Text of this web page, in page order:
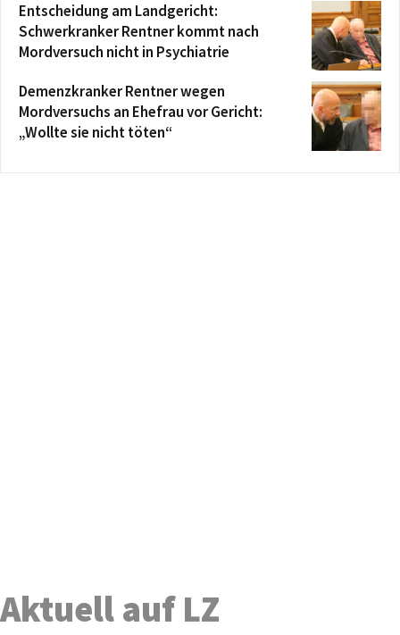
Entscheidung am Landgericht:
Schwerkranker Rentner kommt nach
Mordversuch nicht in Psychiatrie
Demenzkranker Rentner wegen
Mordversuchs an Ehefrau vor Gericht:
„Wollte sie nicht töten“
Aktuell auf LZ